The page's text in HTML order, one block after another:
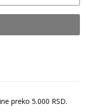
preko 5.000 RSD.